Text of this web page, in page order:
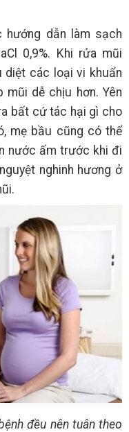
hướng dẫn làm sạch
0,9%. Khi rửa mũi
diệt các loại vi khuẩn
dễ chịu hơn. Yên
bất cứ tác hại gì cho
mẹ bầu cũng có thể
nước ấm trước khi đi
nghinh hương ở
đều nên tuân theo